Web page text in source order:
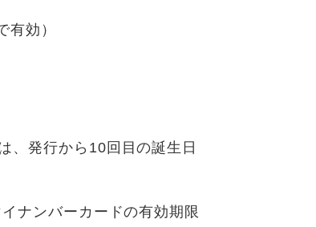
有効）
、発行から10回目の誕生日
ナンバーカードの有効期限